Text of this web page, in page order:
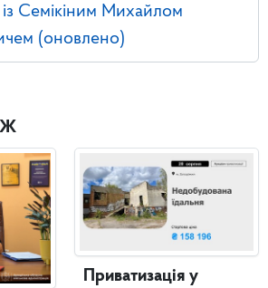
Семікіним Михайлом
(оновлено)
Приватизація у